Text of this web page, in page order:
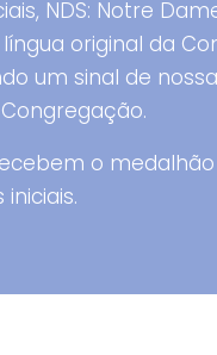
NDS: Notre
original da
um sinal de
o
iniciais.